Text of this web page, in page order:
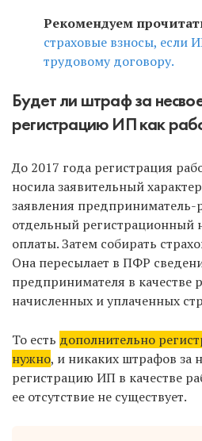
Рекомендуем
страховые взносы, если
трудовому договору.
Будет ли штраф за
регистрацию ИП как
До 2017 года регистрация
носила заявительный
заявления предприниматель-
отдельный регистрационный
оплаты. Затем собирать
Она пересылает в ПФР
предпринимателя в качестве
начисленных и уплаченных
То есть дополнительно
нужно, и никаких штрафов за
регистрацию ИП в качестве
ее отсутствие не существует.